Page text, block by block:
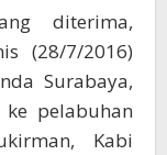
diterima,
(28/7/2016)
Surabaya,
pelabuhan
Kabi